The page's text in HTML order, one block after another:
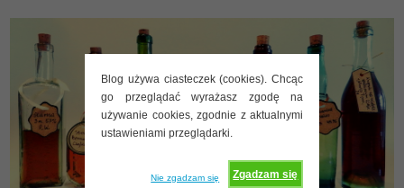
Blog używa ciasteczek (cookies). Chcąc
go przeglądać wyrażasz zgodę na
używanie cookies, zgodnie z aktualnymi
ustawieniami przeglądarki.
Zgadzam się
Nie zgadzam się